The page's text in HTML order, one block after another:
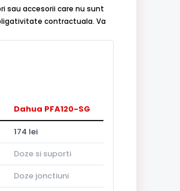
sau accesorii care nu sunt
contractuala. Va
Dahua PFA120-SG
174 lei
Doze si suporti
Doze jonctiuni